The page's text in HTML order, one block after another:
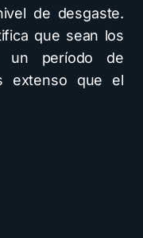
de desgaste.
que sean los
un período de
extenso que el